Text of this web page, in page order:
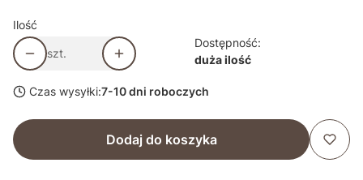
Ilość
szt.
Dostępność:
duża ilość
Czas wysyłki:7-10 dni roboczych
Dodaj do koszyka